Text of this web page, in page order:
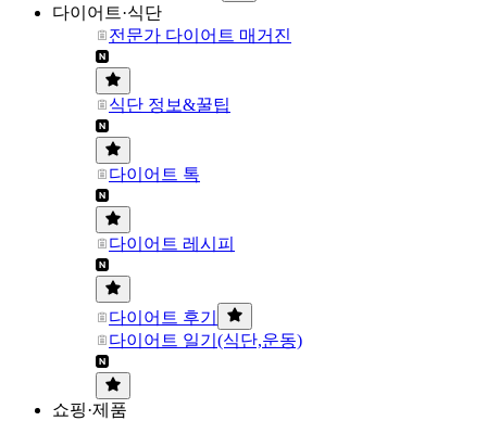
다이어트·식단
전문가 다이어트 매거진
식단 정보&꿀팁
다이어트 톡
다이어트 레시피
다이어트 후기
다이어트 일기(식단,운동)
쇼핑·제품